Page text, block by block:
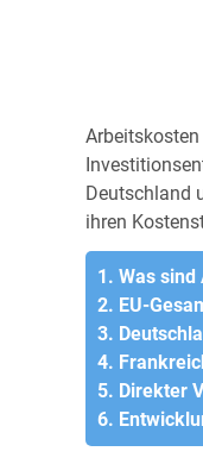
Deutschland
ihren
1. Was
2. EU-
3.
4.
5. Direkter
6.